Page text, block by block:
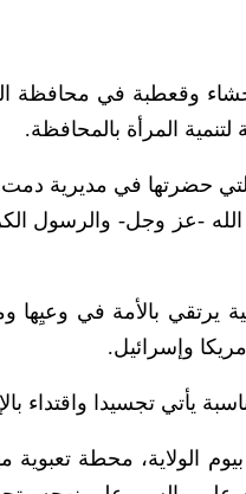
وقعطبة في محافظة
لتنمية المرأة بالمحافظة.
حضرتها في مديرية
الله -عز وجل- والرسول
يرتقي بالأمة في
وإسرائيل.
يأتي تجسيدا واقتداء
الولاية، محطة